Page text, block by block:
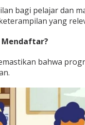
bagi pelajar dan
yang
Mendaftar?
bahwa